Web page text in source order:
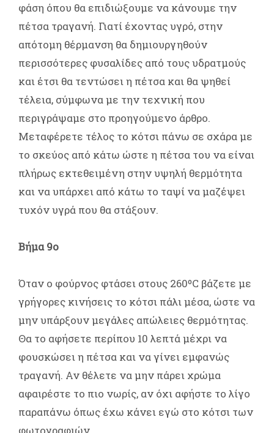
φάση όπου θα επιδιώξουμε να κάνουμε την
πέτσα τραγανή. Γιατί έχοντας υγρό, στην
απότομη θέρμανση θα δημιουργηθούν
περισσότερες φυσαλίδες από τους υδρατμούς
και έτσι θα τεντώσει η πέτσα και θα ψηθεί
τέλεια, σύμφωνα με την τεχνική που
περιγράψαμε στο προηγούμενο άρθρο.
Μεταφέρετε τέλος το κότσι πάνω σε σχάρα με
το σκεύος από κάτω ώστε η πέτσα του να είναι
πλήρως εκτεθειμένη στην υψηλή θερμότητα
και να υπάρχει από κάτω το ταψί να μαζέψει
τυχόν υγρά που θα στάξουν.
Βήμα 9ο
Όταν ο φούρνος φτάσει στους 260ºC βάζετε με
γρήγορες κινήσεις το κότσι πάλι μέσα, ώστε να
μην υπάρξουν μεγάλες απώλειες θερμότητας.
Θα το αφήσετε περίπου 10 λεπτά μέχρι να
φουσκώσει η πέτσα και να γίνει εμφανώς
τραγανή. Αν θέλετε να μην πάρει χρώμα
αφαιρέστε το πιο νωρίς, αν όχι αφήστε το λίγο
παραπάνω όπως έχω κάνει εγώ στο κότσι των